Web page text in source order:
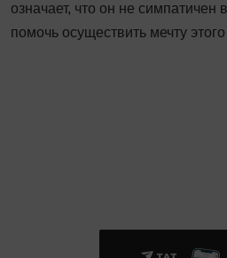
означает, что он не
помочь осуществить мечту